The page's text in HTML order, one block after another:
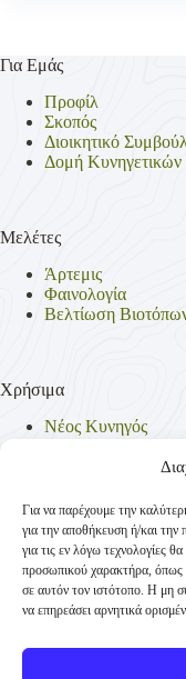
Για να παρέχουμε την
για την αποθήκευση ή/και
για τις εν λόγω τεχνολογίες
προσωπικού χαρακτήρα, όπως
σε αυτόν τον ιστότοπο. Η μη
να επηρεάσει αρνητικά
Για Εμάς
Προφίλ
Σκοπός
Διοικητικό
Δομή
Μελέτες
Άρτεμις
Φαινολογία
Βελτίωση
Χρήσιμα
Νέος Κυνηγός
Νομοθεσία
Πολιτική
Πολιτική Cookies
Κυνηγετική